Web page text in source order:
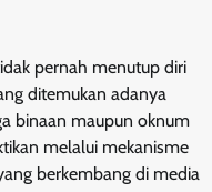
pernah menutup diri
ditemukan adanya
binaan maupun oknum
melalui mekanisme
berkembang di media